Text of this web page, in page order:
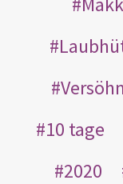
10 tage
2020